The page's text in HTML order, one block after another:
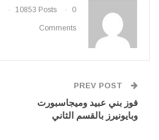
10853 Posts 0
Comments
فوز بني عبيد وميجاسبورت
وبايونيرز بالقسم الثاني